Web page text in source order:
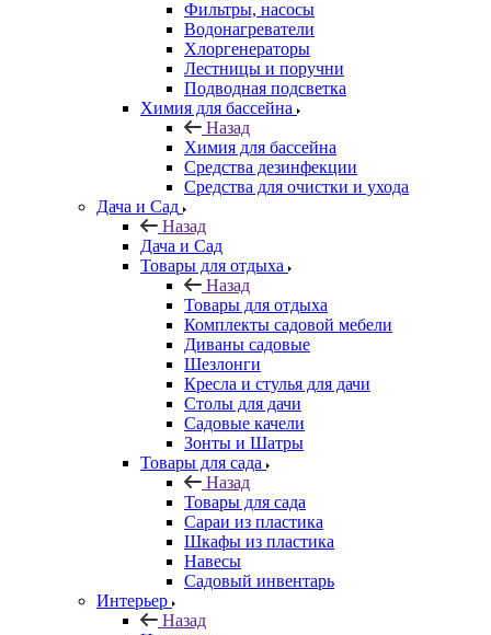
Фильтры, насосы
Водонагреватели
Хлоргенераторы
Лестницы и поручни
Подводная подсветка
Химия для бассейна
Назад
Химия для бассейна
Средства дезинфекции
Средства для очистки и ухода
Дача и Сад
Назад
Дача и Сад
Товары для отдыха
Назад
Товары для отдыха
Комплекты садовой мебели
Диваны садовые
Шезлонги
Кресла и стулья для дачи
Столы для дачи
Садовые качели
Зонты и Шатры
Товары для сада
Назад
Товары для сада
Сараи из пластика
Шкафы из пластика
Навесы
Садовый инвентарь
Интерьер
Назад